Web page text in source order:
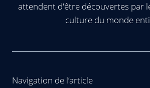
attendent d'être découvertes par
culture du monde
Navigation de l’article